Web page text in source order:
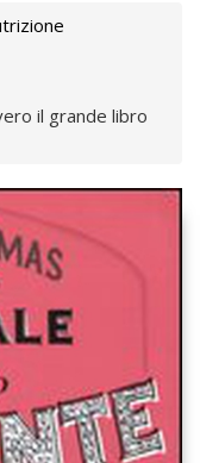
il grande libro